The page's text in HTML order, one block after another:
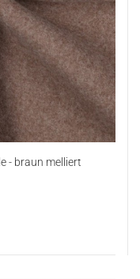
- braun melliert